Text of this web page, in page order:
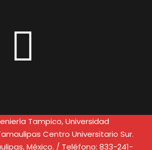
Tampico, Universidad
Centro Universitario Sur.
México. / Teléfono: 833-241-